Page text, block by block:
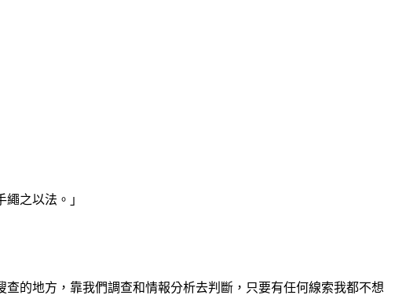
之以法。」
的地方，靠我們調查和情報分析去判斷，只要有任何線索我都不想